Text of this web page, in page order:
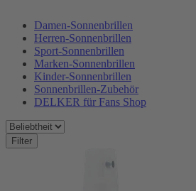
Damen-Sonnenbrillen
Herren-Sonnenbrillen
Sport-Sonnenbrillen
Marken-Sonnenbrillen
Kinder-Sonnenbrillen
Sonnenbrillen-Zubehör
DELKER für Fans Shop
Filter